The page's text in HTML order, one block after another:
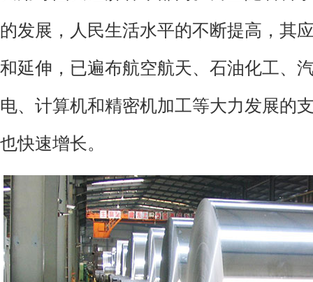
的发展，人民生活水平的不断提高，其
和延伸，已遍布航空航天、石油化工、
电、计算机和精密机加工等大力发展的
也快速增长。